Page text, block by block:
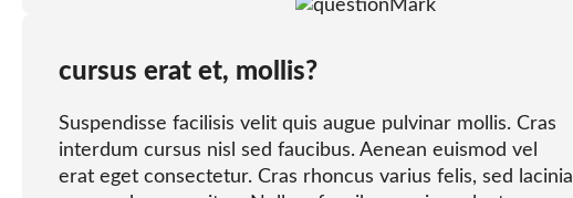
cursus erat et, mollis?
Suspendisse facilisis velit quis augue pulvinar mollis. Cras
interdum cursus nisl sed faucibus. Aenean euismod vel
erat eget consectetur. Cras rhoncus varius felis, sed lacinia